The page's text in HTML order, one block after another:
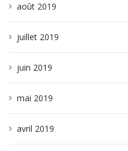
août 2019
juillet 2019
juin 2019
mai 2019
avril 2019